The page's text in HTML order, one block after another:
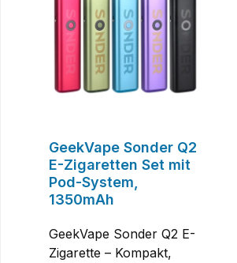
GeekVape Sonder Q2
E-Zigaretten Set mit
Pod-System,
1350mAh
GeekVape Sonder Q2 E-
Zigarette – Kompakt,